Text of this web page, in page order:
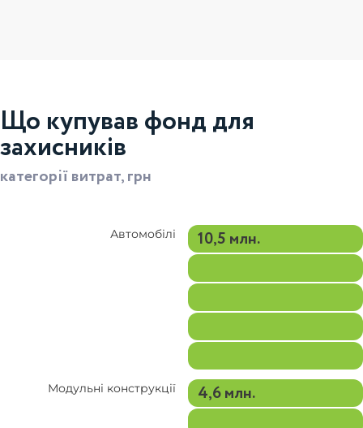
Що купував фонд для
захисників
категорії витрат, грн
Автомобілі 10,5 млн.
Модульні конструкції 4,6 млн.